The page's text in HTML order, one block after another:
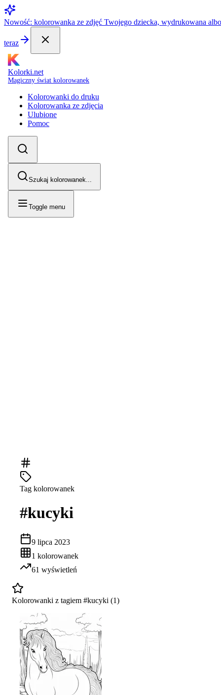
Nowość: kolorowanka ze zdjęć Twojego dziecka, wydrukowana
teraz
Kolorki.net
Magiczny świat kolorowanek
Kolorowanki do druku
Kolorowanka ze zdjęcia
Ulubione
Pomoc
Szukaj kolorowanek...
Toggle menu
Tag kolorowanek
#kucyki
9 lipca 2023
1 kolorowanek
61 wyświetleń
Kolorowanki z tagiem #kucyki (1)